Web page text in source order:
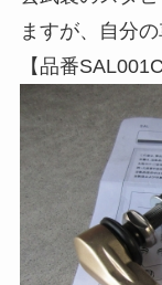
ますが、自分
【品番